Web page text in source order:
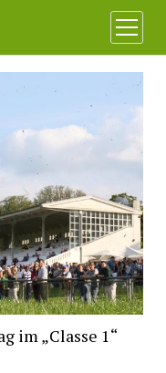
Menü
öffnen
im „Classe 1“